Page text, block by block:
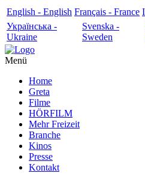
English - English Français - France
Українська -
Ukraine
Svenska -
Sweden
Menü
Home
Greta
Filme
HÖRFILM
Mehr Freizeit
Branche
Kinos
Presse
Kontakt